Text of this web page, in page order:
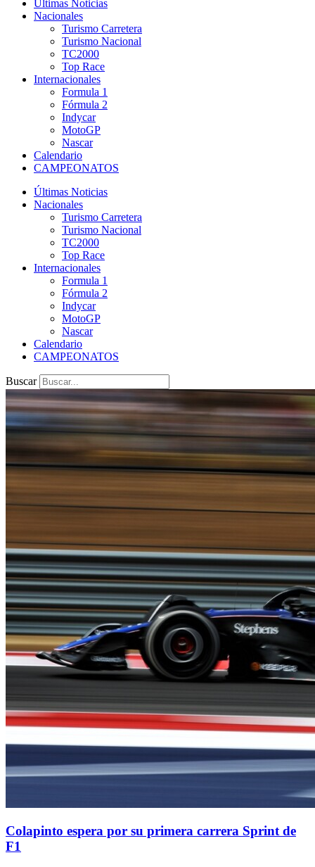
Últimas Noticias
Nacionales
Turismo Carretera
Turismo Nacional
TC2000
Top Race
Internacionales
Formula 1
Fórmula 2
Indycar
MotoGP
Nascar
Calendario
CAMPEONATOS
Últimas Noticias
Nacionales
Turismo Carretera
Turismo Nacional
TC2000
Top Race
Internacionales
Formula 1
Fórmula 2
Indycar
MotoGP
Nascar
Calendario
CAMPEONATOS
Buscar
Colapinto espera por su primera carrera Sprint de
F1